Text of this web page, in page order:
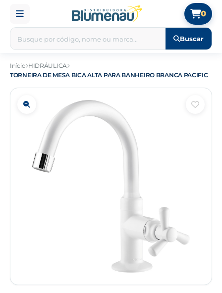
Buscar
0
Início HIDRÁULICA
TORNEIRA DE MESA BICA ALTA PARA BANHEIRO BRANCA PACIFIC